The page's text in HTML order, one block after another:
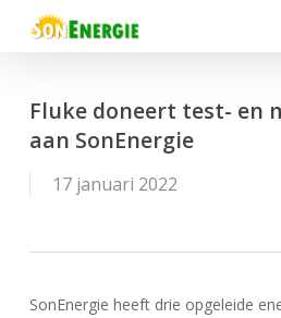
Fluke doneert test- en
aan SonEnergie
17 januari 2022
SonEnergie heeft drie opgeleide